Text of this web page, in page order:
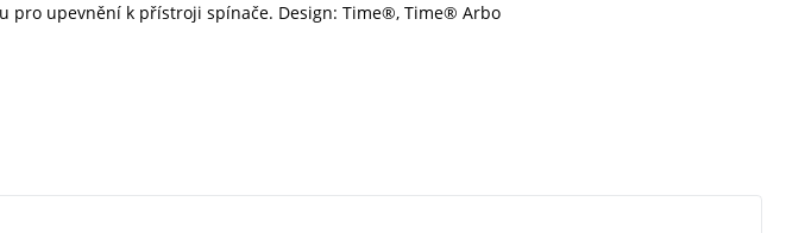
pro upevnění k přístroji spínače. Design: Time®, Time® Arbo